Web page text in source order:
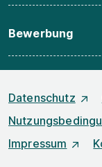
Bewerbung
Datenschutz
Impressum